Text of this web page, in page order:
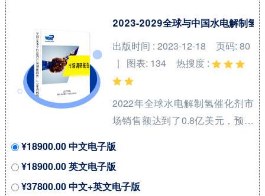
2023-2029全球与中国水电解制氢
出版时间 : 2023-12-18
页码: 80
| 图表: 134
热搜度 :
2022年全球水电解制氢催化剂市
场销售额达到了0.8亿美元，预计
增长率（CAGR）为
47.5%（2023-2029）。地区层面
来看，中国市场在过去几年变化
¥18900.00 中文电子版
¥18900.00 英文电子版
¥37800.00 中文+英文电子版